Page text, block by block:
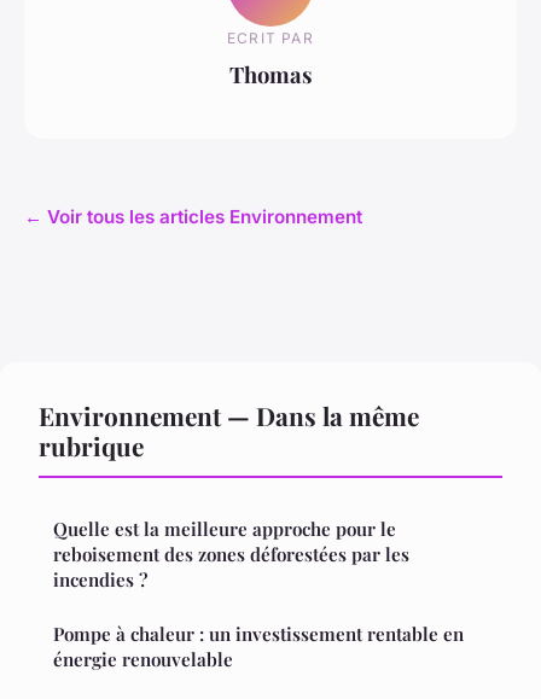
ECRIT PAR
Thomas
← Voir tous les articles Environnement
Environnement — Dans la même
rubrique
Quelle est la meilleure approche pour le
reboisement des zones déforestées par les
incendies ?
Pompe à chaleur : un investissement rentable en
énergie renouvelable